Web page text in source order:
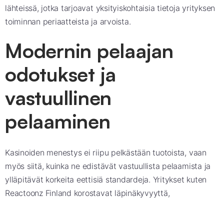
lähteissä, jotka tarjoavat yksityiskohtaisia tietoja yrityksen
toiminnan periaatteista ja arvoista.
Modernin pelaajan
odotukset ja
vastuullinen
pelaaminen
Kasinoiden menestys ei riipu pelkästään tuotoista, vaan
myös siitä, kuinka ne edistävät vastuullista pelaamista ja
ylläpitävät korkeita eettisiä standardeja. Yritykset kuten
Reactoonz Finland korostavat läpinäkyvyyttä,